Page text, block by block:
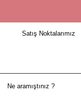
Satış Noktalarımız